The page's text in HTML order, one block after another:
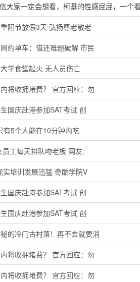
大家一定会想看，柯基的性感屁屁，一个
阳节放假3天 弘扬尊老敬老
网约单车：借还难题破解 市民
学食堂起火 无人员伤亡
将收拥堵费？ 官方回应：勿
国庆赴港参加SAT考试 创
有5个人能在10分钟内吃
员工每天排队吻老板 网友:
实培训发展迅猛 奇酷学院V
国庆赴港参加SAT考试 创
国庆赴港参加SAT考试 创
的冷门古村落！再不去就要消
将收拥堵费？ 官方回应：勿
将收拥堵费？ 官方回应：勿